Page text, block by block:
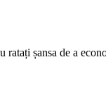
șansa de a